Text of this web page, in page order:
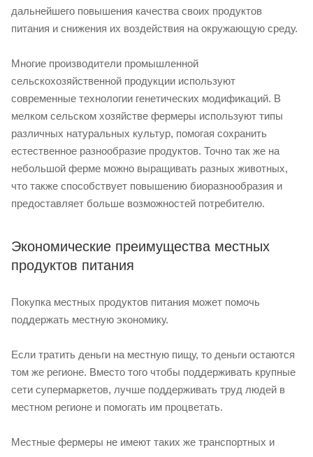
дальнейшего повышения качества своих продуктов
питания и снижения их воздействия на окружающую среду.
Многие производители промышленной
сельскохозяйственной продукции используют
современные технологии генетических модификаций. В
мелком сельском хозяйстве фермеры используют типы
различных натуральных культур, помогая сохранить
естественное разнообразие продуктов. Точно так же на
небольшой ферме можно выращивать разных животных,
что также способствует повышению биоразнообразия и
предоставляет больше возможностей потребителю.
Экономические преимущества местных
продуктов питания
Покупка местных продуктов питания может помочь
поддержать местную экономику.
Если тратить деньги на местную пищу, то деньги остаются
том же регионе. Вместо того чтобы поддерживать крупные
сети супермаркетов, лучше поддерживать труд людей в
местном регионе и помогать им процветать.
Местные фермеры не имеют таких же транспортных и